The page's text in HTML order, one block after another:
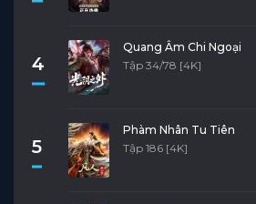
4
Quang Âm Chi Ngoại
Tập 34/78 [4K]
5
Phàm Nhân Tu Tiên
Tập 186 [4K]